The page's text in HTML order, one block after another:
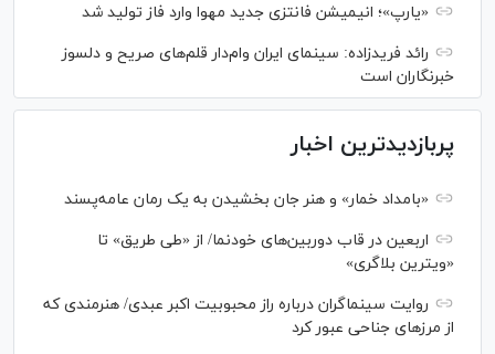
«یارپ»؛ انیمیشن فانتزی جدید مهوا وارد فاز تولید شد
رائد فریدزاده: سینمای ایران وام‌دار قلم‌های صریح و دلسوز
خبرنگاران است
پربازدیدترین اخبار
«بامداد خمار» و هنر جان بخشیدن به یک رمان عامه‌پسند
اربعین در قاب دوربین‌های خودنما/ از «طی طریق» تا
«ویترین بلاگری»
روایت سینماگران درباره راز محبوبیت اکبر عبدی/ هنرمندی که
از مرزهای جناحی عبور کرد